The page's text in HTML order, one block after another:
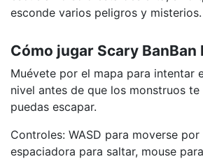
esconde varios peligros y misterios.
Cómo jugar Scary BanBan
Muévete por el mapa para intentar
nivel antes de que los monstruos
puedas escapar.
Controles: WASD para moverse
espaciadora para saltar, mouse